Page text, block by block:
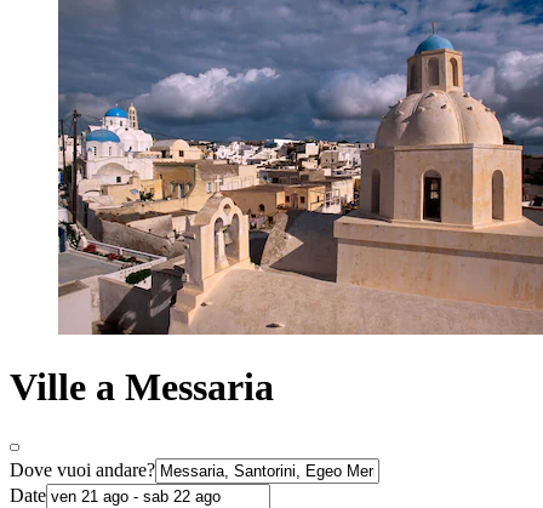
Ville a Messaria
Dove vuoi andare?
Date